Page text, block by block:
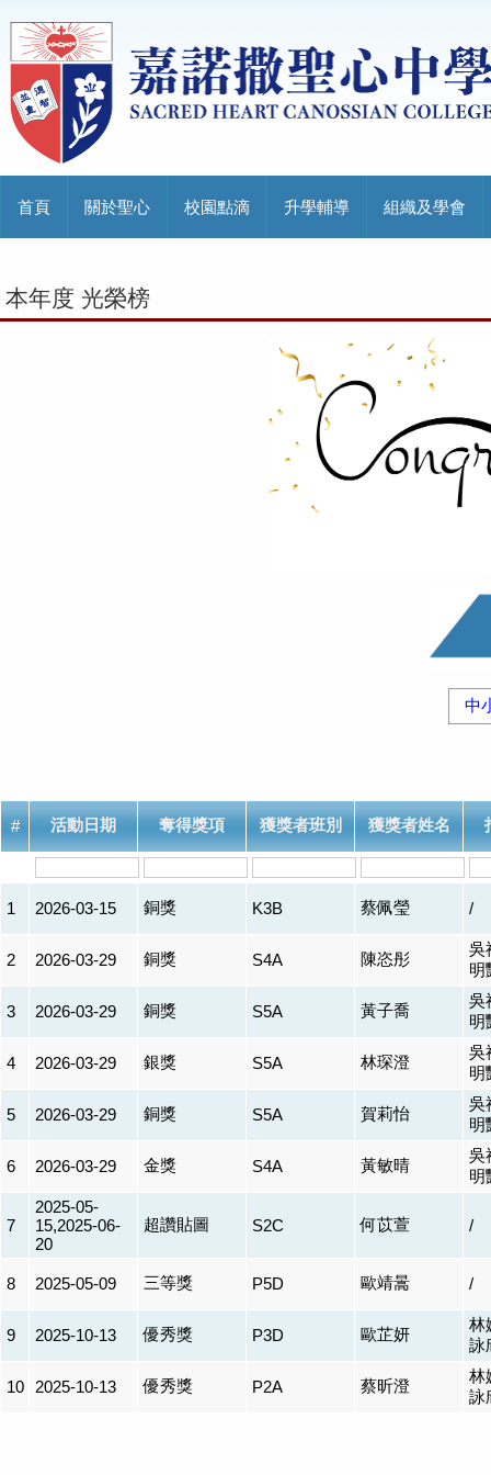
首頁 關於聖心 校園點滴 升學輔導 組織及學會
本年度 光榮榜
中
# 活動日期 奪得獎項 獲獎者班別 獲獎者姓名
1 2026-03-15 銅獎 K3B 蔡佩瑩 /
2 2026-03-29 銅獎 S4A 陳恣彤
吳
明
3 2026-03-29 銅獎 S5A 黃子喬
吳
明
4 2026-03-29 銀獎 S5A 林琛澄
吳
明
5 2026-03-29 銅獎 S5A 賀莉怡
吳
明
6 2026-03-29 金獎 S4A 黃敏晴
吳
明
7
2025-05-
15,2025-06-
20
超讚貼圖 S2C 何苡萱 /
8 2025-05-09 三等獎 P5D 歐靖暠 /
9 2025-10-13 優秀獎 P3D 歐芷妍
林
詠
10 2025-10-13 優秀獎 P2A 蔡昕澄
林
詠